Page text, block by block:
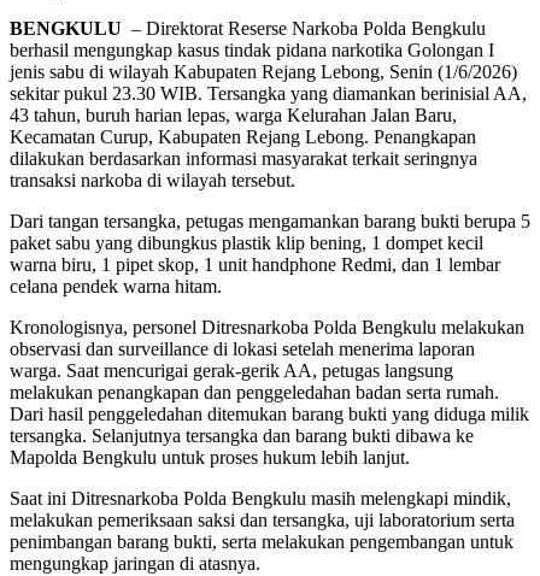
BENGKULU – Direktorat Reserse Narkoba Polda Bengkulu
berhasil mengungkap kasus tindak pidana narkotika Golongan I
jenis sabu di wilayah Kabupaten Rejang Lebong, Senin (1/6/2026)
sekitar pukul 23.30 WIB. Tersangka yang diamankan berinisial AA,
43 tahun, buruh harian lepas, warga Kelurahan Jalan Baru,
Kecamatan Curup, Kabupaten Rejang Lebong. Penangkapan
dilakukan berdasarkan informasi masyarakat terkait seringnya
transaksi narkoba di wilayah tersebut.
Dari tangan tersangka, petugas mengamankan barang bukti berupa 5
paket sabu yang dibungkus plastik klip bening, 1 dompet kecil
warna biru, 1 pipet skop, 1 unit handphone Redmi, dan 1 lembar
celana pendek warna hitam.
Kronologisnya, personel Ditresnarkoba Polda Bengkulu melakukan
observasi dan surveillance di lokasi setelah menerima laporan
warga. Saat mencurigai gerak-gerik AA, petugas langsung
melakukan penangkapan dan penggeledahan badan serta rumah.
Dari hasil penggeledahan ditemukan barang bukti yang diduga milik
tersangka. Selanjutnya tersangka dan barang bukti dibawa ke
Mapolda Bengkulu untuk proses hukum lebih lanjut.
Saat ini Ditresnarkoba Polda Bengkulu masih melengkapi mindik,
melakukan pemeriksaan saksi dan tersangka, uji laboratorium serta
penimbangan barang bukti, serta melakukan pengembangan untuk
mengungkap jaringan di atasnya.